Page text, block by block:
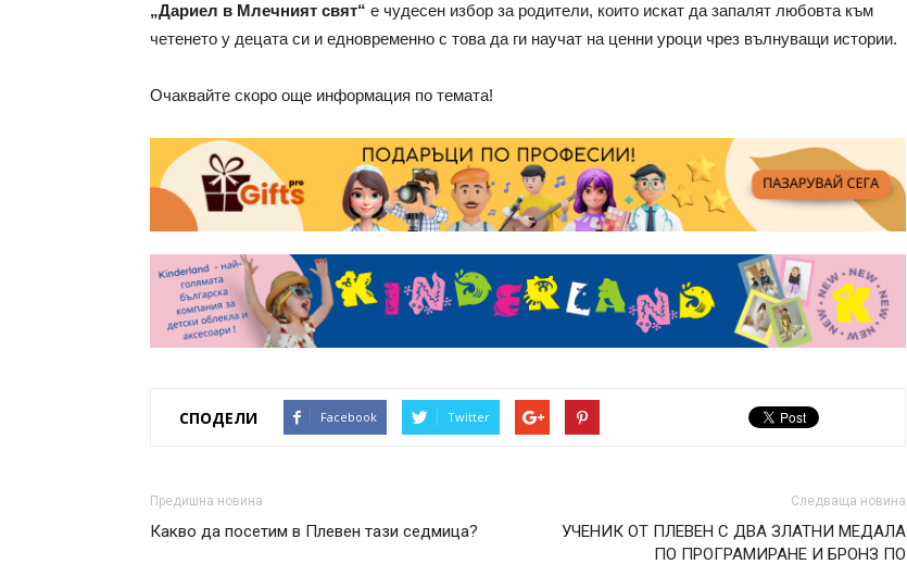
„Дариел в Млечният свят“ е чудесен избор за родители, които искат да запалят любовта към
четенето у децата си и едновременно с това да ги научат на ценни уроци чрез вълнуващи истории.
Очаквайте скоро още информация по темата!
СПОДЕЛИ Facebook Twitter
Предишна новина
Какво да посетим в Плевен тази седмица?
Следваща новина
УЧЕНИК ОТ ПЛЕВЕН С ДВА ЗЛАТНИ МЕДАЛА
ПО ПРОГРАМИРАНЕ И БРОНЗ ПО